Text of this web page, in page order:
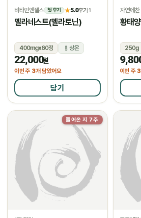
비타민엔젤스 첫 후기 ★5.0후기 1
멜라네스트(멜라토닌)
400mgx60정 상온
22,000원
이번 주 3개 담았어요
담기
자연에찬
황태
250g
이번 주 3
들어온 지 7주